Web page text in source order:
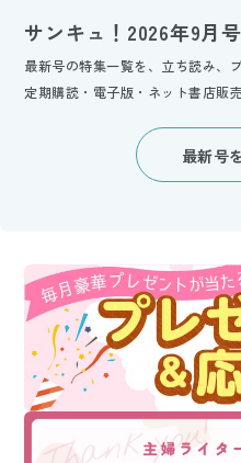
サンキュ！2026年9月
最新号の特集一覧を、立ち読み、
定期購読・電子版・ネット書店販売
最新号